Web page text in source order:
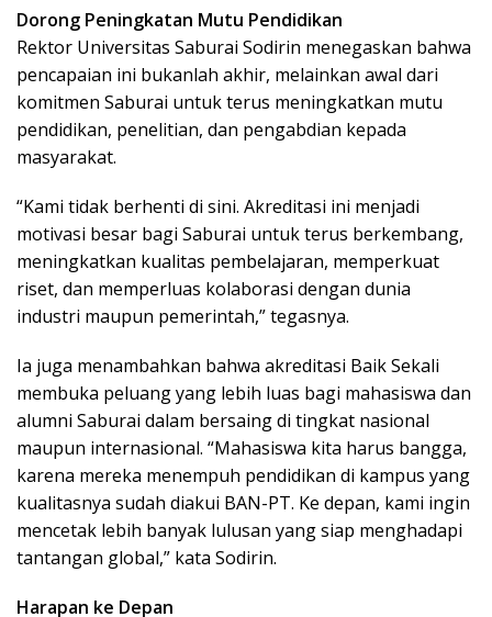
Dorong Peningkatan Mutu Pendidikan
Rektor Universitas Saburai Sodirin menegaskan bahwa
pencapaian ini bukanlah akhir, melainkan awal dari
komitmen Saburai untuk terus meningkatkan mutu
pendidikan, penelitian, dan pengabdian kepada
masyarakat.
“Kami tidak berhenti di sini. Akreditasi ini menjadi
motivasi besar bagi Saburai untuk terus berkembang,
meningkatkan kualitas pembelajaran, memperkuat
riset, dan memperluas kolaborasi dengan dunia
industri maupun pemerintah,” tegasnya.
Ia juga menambahkan bahwa akreditasi Baik Sekali
membuka peluang yang lebih luas bagi mahasiswa dan
alumni Saburai dalam bersaing di tingkat nasional
maupun internasional. “Mahasiswa kita harus bangga,
karena mereka menempuh pendidikan di kampus yang
kualitasnya sudah diakui BAN-PT. Ke depan, kami ingin
mencetak lebih banyak lulusan yang siap menghadapi
tantangan global,” kata Sodirin.
Harapan ke Depan